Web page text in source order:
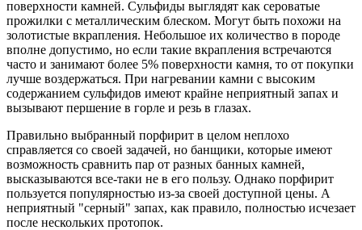
поверхности камней. Сульфиды выглядят как сероватые
прожилки с металлическим блеском. Могут быть похожи на
золотистые вкрапления. Небольшое их количество в породе
вполне допустимо, но если такие вкрапления встречаются
часто и занимают более 5% поверхности камня, то от покупки
лучше воздержаться. При нагревании камни с высоким
содержанием сульфидов имеют крайне неприятный запах и
вызывают першение в горле и резь в глазах.
Правильно выбранный порфирит в целом неплохо
справляется со своей задачей, но банщики, которые имеют
возможность сравнить пар от разных банных камней,
высказываются все-таки не в его пользу. Однако порфирит
пользуется популярностью из-за своей доступной цены. А
неприятный "серный" запах, как правило, полностью исчезает
после нескольких протопок.